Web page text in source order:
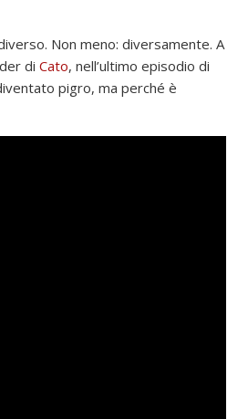
Non meno: diversamente. A
di Cato, nell’ultimo episodio di
pigro, ma perché è